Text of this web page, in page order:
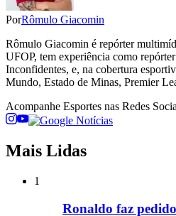
PorRômulo Giacomin
Rômulo Giacomin é repórter
UFOP, tem experiência como
Inconfidentes, e, na cobertura
Mundo, Estado de Minas, Premier
Acompanhe Esportes nas Redes
Mais Lidas
1
Ronaldo faz